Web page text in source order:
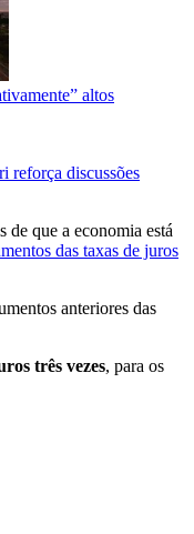
altos
reforça discussões
que a economia está
das taxas de juros
anteriores das
três vezes, para os